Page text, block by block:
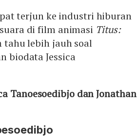
terjun ke industri hiburan
di film animasi Titus:
tahu lebih jauh soal
biodata Jessica
Tanoesoedibjo dan Jonathan